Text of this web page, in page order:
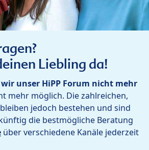
Liebling da!
unser HiPP Forum nicht mehr
mehr möglich. Die zahlreichen,
jedoch bestehen und sind
die bestmögliche Beratung
über verschiedene Kanäle jederzeit